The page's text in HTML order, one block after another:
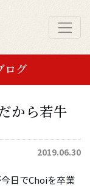
ログ
から若牛
2019.06.30
日でChoiを卒業